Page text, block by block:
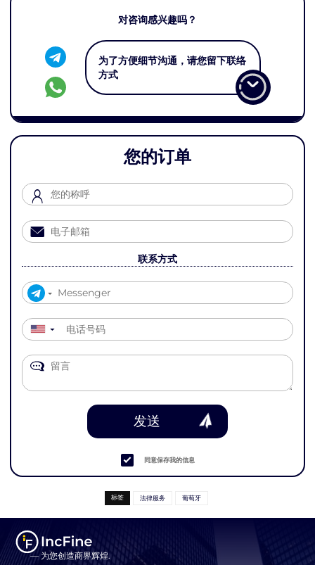
对咨询感兴趣吗？
为了方便细节沟通，请您留下联络
方式
您的订单
联系方式
▼
发送
同意保存我的信息
标签 法律服务 葡萄牙
— 为您创造商界辉煌.